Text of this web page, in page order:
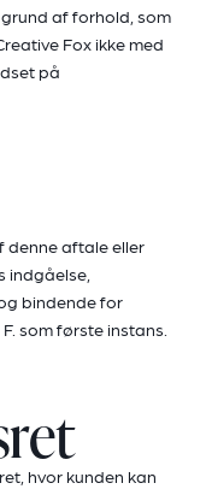
af forhold, som
Fox ikke med
på
denne aftale eller
indgåelse,
bindende for
som første instans.
hvor kunden kan